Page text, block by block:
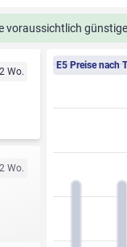
voraussichtlich
Wo.
Wo.
E5 Preise nach